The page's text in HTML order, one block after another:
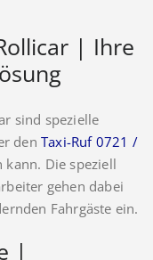
| Ihre
sind spezielle
den Taxi-Ruf 0721 /
Die speziell
gehen dabei
Fahrgäste ein.
|